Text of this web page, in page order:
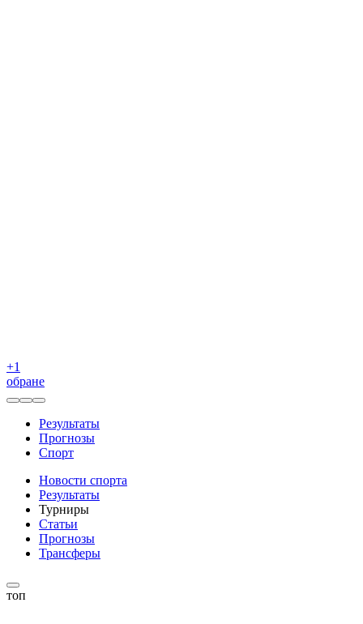
+1
обране
Результаты
Прогнозы
Спорт
Новости спорта
Результаты
Турниры
Статьи
Прогнозы
Трансферы
топ